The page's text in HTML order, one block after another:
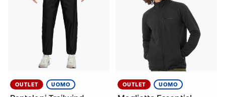
OUTLET UOMO OUTLET UOMO